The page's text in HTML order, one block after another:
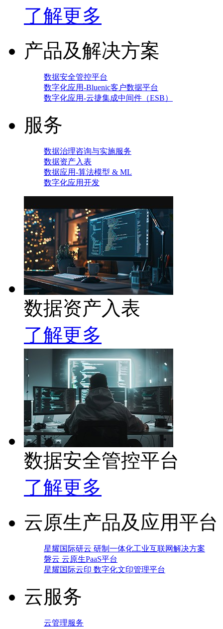
了解更多
产品及解决方案
数据安全管控平台
数字化应用-Bluenic客户数据平台
数字化应用-云捷集成中间件（ESB）
服务
数据治理咨询与实施服务
数据资产入表
数据应用-算法模型 & ML
数字化应用开发
数据资产入表
了解更多
数据安全管控平台
了解更多
云原生产品及应用平台
星耀国际研云 研制一体化工业互联网解决方案
磐云 云原生PaaS平台
星耀国际云印 数字化文印管理平台
云服务
云管理服务